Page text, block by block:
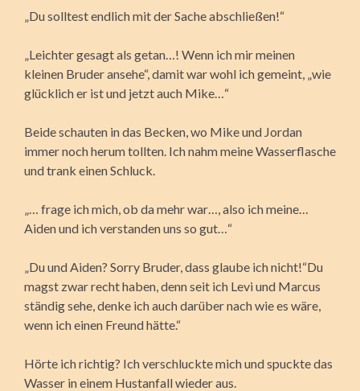
„Du solltest endlich mit der Sache abschließen!“
„Leichter gesagt als getan…! Wenn ich mir meinen
kleinen Bruder ansehe“, damit war wohl ich gemeint, „wie
glücklich er ist und jetzt auch Mike…“
Beide schauten in das Becken, wo Mike und Jordan
immer noch herum tollten. Ich nahm meine Wasserflasche
und trank einen Schluck.
„… frage ich mich, ob da mehr war…, also ich meine…
Aiden und ich verstanden uns so gut…“
„Du und Aiden? Sorry Bruder, dass glaube ich nicht!“Du
magst zwar recht haben, denn seit ich Levi und Marcus
ständig sehe, denke ich auch darüber nach wie es wäre,
wenn ich einen Freund hätte.“
Hörte ich richtig? Ich verschluckte mich und spuckte das
Wasser in einem Hustanfall wieder aus.